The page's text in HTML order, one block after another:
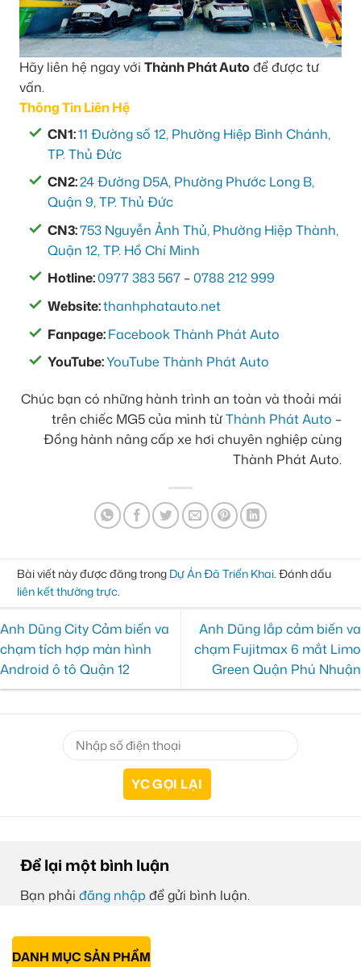
Hãy liên hệ ngay với Thành Phát Auto để được tư
vấn.
Thông Tin Liên Hệ
CN1:11 Đường số 12, Phường Hiệp Bình Chánh,
TP. Thủ Đức
CN2:24 Đường D5A, Phường Phước Long B,
Quận 9, TP. Thủ Đức
CN3:753 Nguyễn Ảnh Thủ, Phường Hiệp Thành,
Quận 12, TP. Hồ Chí Minh
Hotline:0977 383 567 –0788 212 999
Website:thanhphatauto.net
Fanpage:Facebook Thành Phát Auto
YouTube:YouTube Thành Phát Auto
Chúc bạn có những hành trình an toàn và thoải mái
trên chiếc MG5 của mình từThành Phát Auto –
Đồng hành nâng cấp xe hơi chuyên nghiệp cùng
Thành Phát Auto.
Bài viết này được đăng trong Dự Án Đã Triển Khai. Đánh dấu
liên kết thường trực.
Anh Dũng City Cảm biến va
chạm tích hợp màn hình
Android ô tô Quận 12
Anh Dũng lắp cảm biến va
chạm Fujitmax 6 mắt Limo
Green Quận Phú Nhuận
Để lại một bình luận
Bạn phải đăng nhập để gửi bình luận.
DANH MỤC SẢN PHẨM